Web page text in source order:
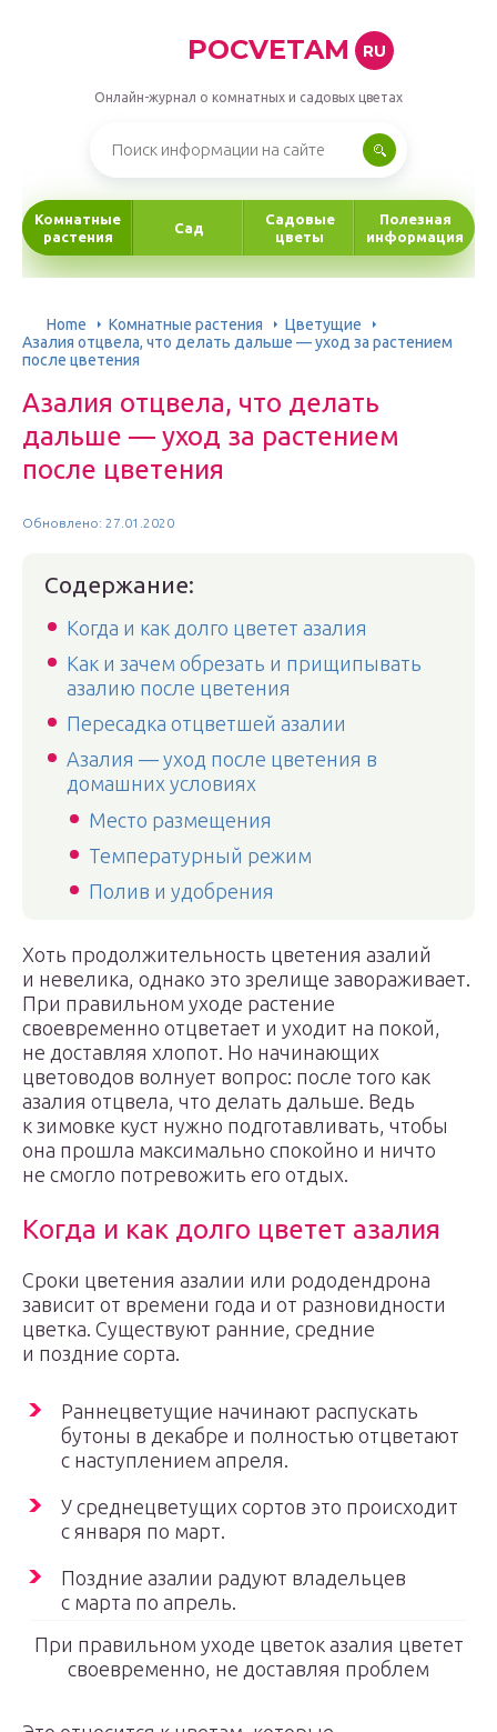
POCVETAM RU
Онлайн-журнал о комнатных и садовых цветах
Комнатные
растения
Сад
Садовые
цветы
Полезная
информация
Home Комнатные растения
Цветущие
Азалия отцвела, что делать дальше — уход за растением
после цветения
Азалия отцвела, что делать
дальше — уход за растением
после цветения
Обновлено: 27.01.2020
Содержание:
Когда и как долго цветет азалия
Как и зачем обрезать и прищипывать
азалию после цветения
Пересадка отцветшей азалии
Азалия — уход после цветения в
домашних условиях
Место размещения
Температурный режим
Полив и удобрения
Хоть продолжительность цветения азалий
и невелика, однако это зрелище завораживает.
При правильном уходе растение
своевременно отцветает и уходит на покой,
не доставляя хлопот. Но начинающих
цветоводов волнует вопрос: после того как
азалия отцвела, что делать дальше. Ведь
к зимовке куст нужно подготавливать, чтобы
она прошла максимально спокойно и ничто
не смогло потревожить его отдых.
Когда и как долго цветет азалия
Сроки цветения азалии или рододендрона
зависит от времени года и от разновидности
цветка. Существуют ранние, средние
и поздние сорта.
Раннецветущие начинают распускать
бутоны в декабре и полностью отцветают
с наступлением апреля.
У среднецветущих сортов это происходит
с января по март.
Поздние азалии радуют владельцев
с марта по апрель.
При правильном уходе цветок азалия цветет
своевременно, не доставляя проблем